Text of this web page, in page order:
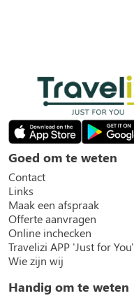
Goed om te weten
Contact
Links
Maak een afspraak
Offerte aanvragen
Online inchecken
Travelizi APP 'Just for You'
Wie zijn wij
Handig om te weten